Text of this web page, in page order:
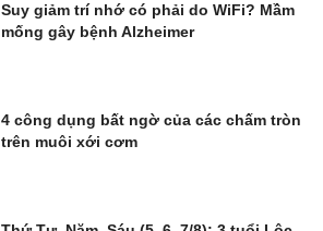
Suy giảm trí nhớ có phải do WiFi? Mầm
mống gây bệnh Alzheimer
4 công dụng bất ngờ của các chấm tròn
trên muôi xới cơm